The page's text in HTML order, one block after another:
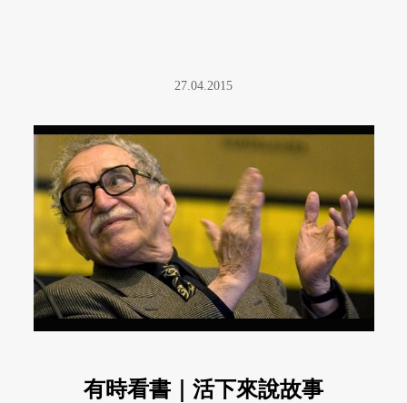
27.04.2015
有時看書｜活下來說故事